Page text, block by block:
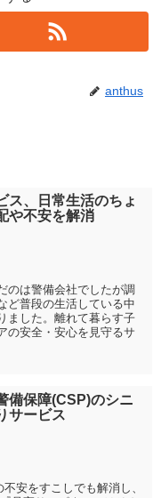
anthus
ス、日常生活のちょ
や不安を解消
のは警備会社でしたが調
ど普段の生活している中
ました。離れて暮らす子
の安全・安心を見守るサ
備保障(CSP)のシニ
サービス
安をすこしでも解消し、